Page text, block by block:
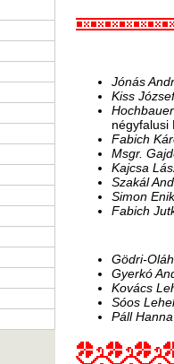
Jónás
Kiss József
négyfalusi
Fabich
Msgr.
Kajcsa
Szakál
Simon
Fabich
Gödri-
Gyerkó
Kovács
Sóos Lehel
Páll